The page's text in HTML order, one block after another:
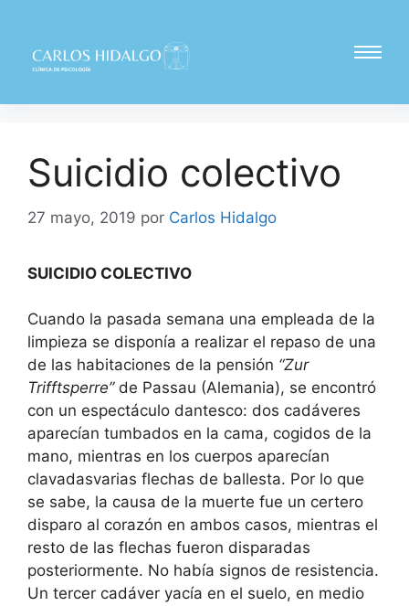
Suicidio colectivo
27 mayo, 2019 por Carlos Hidalgo
SUICIDIO COLECTIVO
Cuando la pasada semana una empleada de la
limpieza se disponía a realizar el repaso de una
de las habitaciones de la pensión “Zur
Trifftsperre”de Passau (Alemania), se encontró
con un espectáculo dantesco: dos cadáveres
aparecían tumbados en la cama, cogidos de la
mano, mientras en los cuerpos aparecían
clavadasvarias flechas de ballesta. Por lo que
se sabe, la causa de la muerte fue un certero
disparo al corazón en ambos casos, mientras el
resto de las flechas fueron disparadas
posteriormente. No había signos de resistencia.
Un tercer cadáver yacía en el suelo, en medio